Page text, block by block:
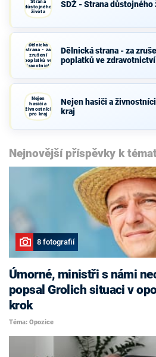
Strana
důstojného
života
SDŽ - Strana důstojného
Dělnická
strana - za
zrušení
poplatků ve
zdravotnictví
Dělnická strana - za
poplatků ve zdravotnictví
Nejen
hasiči a
živnostníci
pro kraj
Nejen hasiči a
kraj
Nejnovější příspěvky k
8 fotografií
Úmorné, ministři s námi
popsal Grolich situaci v
krok
Téma: Opozice